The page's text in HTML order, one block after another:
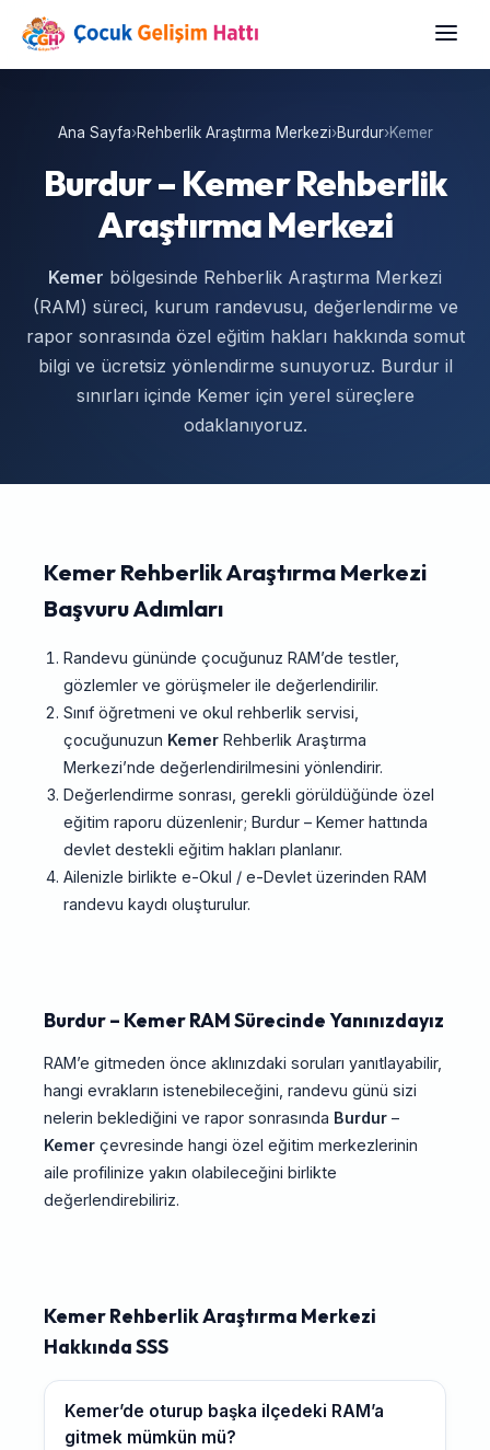
Ana Sayfa›Rehberlik Araştırma Merkezi›Burdur›Kemer
Burdur – Kemer Rehberlik
Araştırma Merkezi
Kemer bölgesinde Rehberlik Araştırma Merkezi
(RAM) süreci, kurum randevusu, değerlendirme ve
rapor sonrasında özel eğitim hakları hakkında somut
bilgi ve ücretsiz yönlendirme sunuyoruz. Burdur il
sınırları içinde Kemer için yerel süreçlere
odaklanıyoruz.
Kemer Rehberlik Araştırma Merkezi
Başvuru Adımları
Randevu gününde çocuğunuz RAM’de testler,
gözlemler ve görüşmeler ile değerlendirilir.
Sınıf öğretmeni ve okul rehberlik servisi,
çocuğunuzun KemerRehberlik Araştırma
Merkezi’nde değerlendirilmesini yönlendirir.
Değerlendirme sonrası, gerekli görüldüğünde özel
eğitim raporu düzenlenir; Burdur – Kemer hattında
devlet destekli eğitim hakları planlanır.
Ailenizle birlikte e-Okul / e-Devlet üzerinden RAM
randevu kaydı oluşturulur.
Burdur – Kemer RAM Sürecinde Yanınızdayız
RAM’e gitmeden önce aklınızdaki soruları yanıtlayabilir,
hangi evrakların istenebileceğini, randevu günü sizi
nelerin beklediğini ve rapor sonrasında Burdur –
Kemer çevresinde hangi özel eğitim merkezlerinin
aile profilinize yakın olabileceğini birlikte
değerlendirebiliriz.
Kemer Rehberlik Araştırma Merkezi
Hakkında SSS
Kemer’de oturup başka ilçedeki RAM’a
gitmek mümkün mü?